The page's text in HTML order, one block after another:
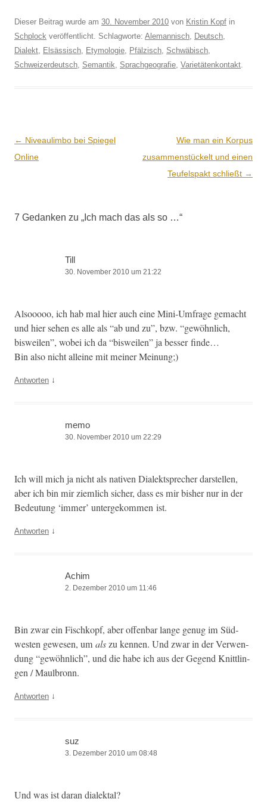
Dieser Beitrag wurde am 30. November 2010 von Kristin Kopf in
Schplock veröffentlicht. Schlagworte: Alemannisch Deutsch
Dialekt Elsässisch Etymologie Pfälzisch Schwäbisch
Schweizerdeutsch Semantik Sprachgeografie Varietätenkontakt
Beitrags-
Navigation
← Niveaulimbo bei Spiegel
Online
Wie man ein Korpus
zusammenstückelt und einen
Teufelspakt schließt →
7 Gedanken zu „ Ich mach das als so …“
Till
30. November 2010 um 21:22
Alsooooo, ich hab mal hier auch eine Mini-Umfrage gemacht
und hier sehen es alle als “ab und zu”, bzw. “gewöhn­lich,
bisweilen”, wobei ich da “bisweilen” ja bess­er finde…
Bin also nicht alleine mit mein­er Meinung;)
Antworten ↓
memo
30. November 2010 um 22:29
Ich will mich ja nicht als nativ­en Dialek­t­sprech­er darstellen,
aber ich bin mir ziem­lich sich­er, dass es mir bish­er nur in der
Bedeu­tung ‘immer’ untergekom­men ist.
Antworten ↓
Achim
2. Dezember 2010 um 11:46
Bin zwar ein Fis­chkopf, aber offen­bar lange genug im Süd­
west­en gewe­sen, um alszu ken­nen. Und zwar in der Ver­wen­
dung “gewöhn­lich”, und die habe ich aus der Gegend Knit­tlin­
gen / Maulbronn.
Antworten ↓
suz
3. Dezember 2010 um 08:48
Und was ist daran dialektal?